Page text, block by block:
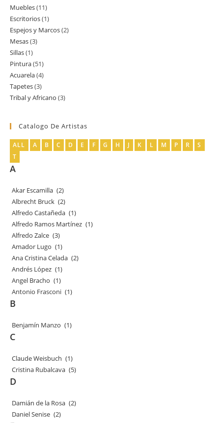
productos
Muebles 1111
productos
Escritorios 11
producto
Espejos y Marcos 22
Mesas 33
Sillas 11
producto
Pintura 5151
productos
Acuarela 44
productos
Tapetes 33
productos
Tribal y Africano 33
Catalogo De Artistas
ALL A B C D E F G H J K L M P R
S
T
A
Akar Escamilla (2)
Albrecht Bruck (2)
Alfredo Castañeda (1)
Alfredo Ramos Martínez (1)
Alfredo Zalce (3)
Amador Lugo (1)
Ana Cristina Celada (2)
Andrés López (1)
Angel Bracho (1)
Antonio Frasconi (1)
B
Benjamín Manzo (1)
C
Claude Weisbuch (1)
Cristina Rubalcava (5)
D
Damián de la Rosa (2)
Daniel Senise (2)